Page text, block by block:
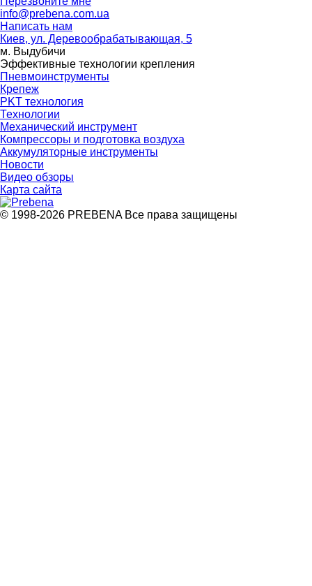
info@prebena.com.ua
Написать нам
Киев, ул. Деревообрабатывающая, 5
м. Выдубичи
Эффективные технологии крепления
Пневмоинструменты
Крепеж
PKT технология
Технологии
Механический инструмент
Компрессоры и подготовка воздуха
Аккумуляторные инструменты
Новости
Видео обзоры
Карта сайта
© 1998-2026 PREBENA Все права защищены